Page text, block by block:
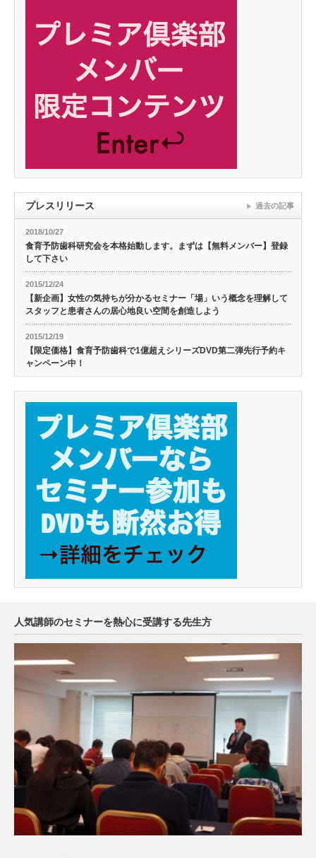
プレスリリース
2018/10/27
食育予防歯科研究会を本格始動します。まずは【無料メンバー】登録
して下さい
2015/12/24
【新企画】女性の気持ちが分かるセミナー「場」いう概念を理解して
スタッフと患者さんの居心地良い空間を創造しよう
2015/12/19
【限定価格】食育予防歯科で1億超えシリーズDVD第二弾先行予約キ
ャンペーン中！
過去の記事
人気講師のセミナーを熱心に受講する先生方